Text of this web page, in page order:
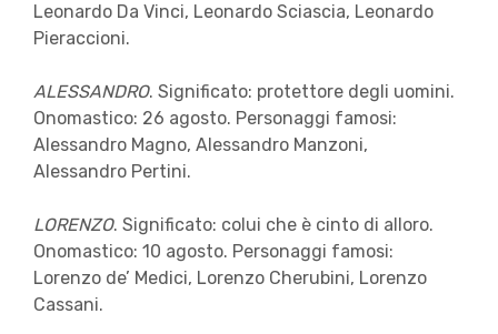
Leonardo Da Vinci, Leonardo Sciascia, Leonardo
Pieraccioni.
ALESSANDRO. Significato: protettore degli uomini.
Onomastico: 26 agosto. Personaggi famosi:
Alessandro Magno, Alessandro Manzoni,
Alessandro Pertini.
LORENZO. Significato: colui che è cinto di alloro.
Onomastico: 10 agosto. Personaggi famosi:
Lorenzo de’ Medici, Lorenzo Cherubini, Lorenzo
Cassani.